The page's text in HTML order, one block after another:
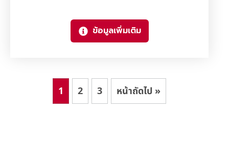
ข้อมูลเพิ่มเติม
1 2 3 หน้าถัดไป »